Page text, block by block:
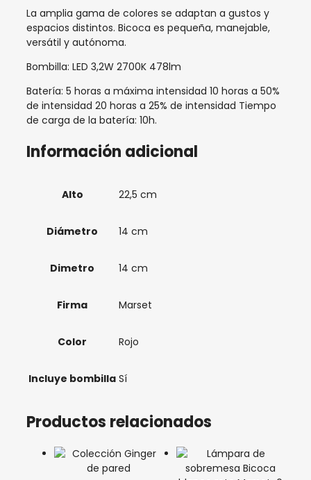
La amplia gama de colores se adaptan a gustos y
espacios distintos. Bicoca es pequeña, manejable,
versátil y autónoma.
Bombilla: LED 3,2W 2700K 478lm
Batería: 5 horas a máxima intensidad 10 horas a 50%
de intensidad 20 horas a 25% de intensidad Tiempo
de carga de la batería: 10h.
Información adicional
Alto 22,5 cm
Diámetro 14 cm
Dimetro 14 cm
Firma Marset
Color Rojo
Incluye bombilla Sí
Productos relacionados